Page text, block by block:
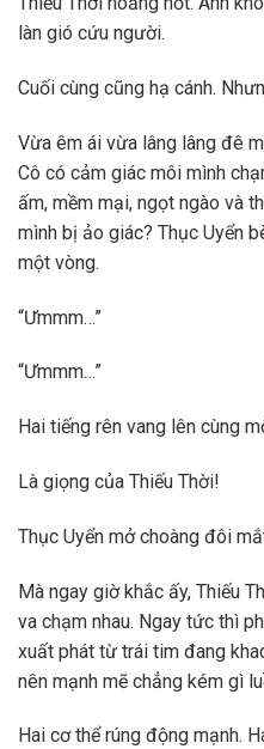
làn gió cứu người.
Cuối cùng cũng hạ cánh.
Vừa êm ái vừa lâng lâng đê
Cô có cảm giác môi mình
ấm, mềm mại, ngọt ngào và
mình bị ảo giác? Thục Uyển
một vòng.
“Ưmmm…”
“Ưmmm…”
Hai tiếng rên vang lên cùng
Là giọng của Thiếu Thời!
Thục Uyển mở choàng đôi
Mà ngay giờ khắc ấy, Thiếu
va chạm nhau. Ngay tức thì
xuất phát từ trái tim đang
nên mạnh mẽ chẳng kém gì
Hai cơ thể rúng động mạnh.